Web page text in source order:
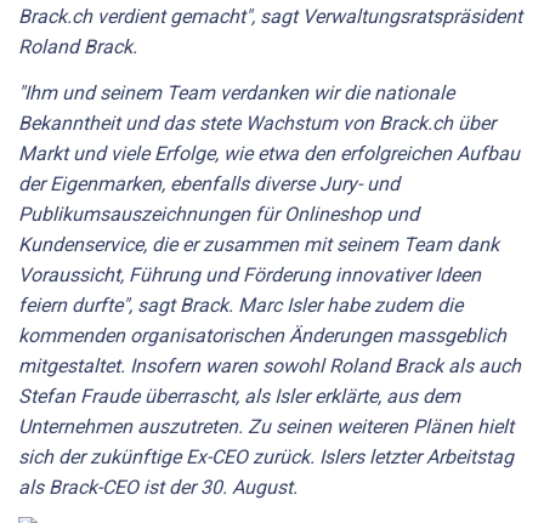
Brack.ch verdient gemacht", sagt Verwaltungsratspräsident
Roland Brack.
"Ihm und seinem Team verdanken wir die nationale
Bekanntheit und das stete Wachstum von Brack.ch über
Markt und viele Erfolge, wie etwa den erfolgreichen Aufbau
der Eigenmarken, ebenfalls diverse Jury- und
Publikumsauszeichnungen für Onlineshop und
Kundenservice, die er zusammen mit seinem Team dank
Voraussicht, Führung und Förderung innovativer Ideen
feiern durfte", sagt Brack. Marc Isler habe zudem die
kommenden organisatorischen Änderungen massgeblich
mitgestaltet. Insofern waren sowohl Roland Brack als auch
Stefan Fraude überrascht, als Isler erklärte, aus dem
Unternehmen auszutreten. Zu seinen weiteren Plänen hielt
sich der zukünftige Ex-CEO zurück. Islers letzter Arbeitstag
als Brack-CEO ist der 30. August.